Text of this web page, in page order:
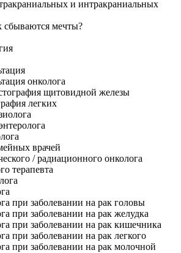
и интракраниальных
сбываются мечты?
онколога
щитовидной железы
легких
врачей
/ радиационного онколога
терапевта
при заболевании на рак головы
при заболевании на рак желудка
при заболевании на рак кишечника
при заболевании на рак легкого
при заболевании на рак молочной